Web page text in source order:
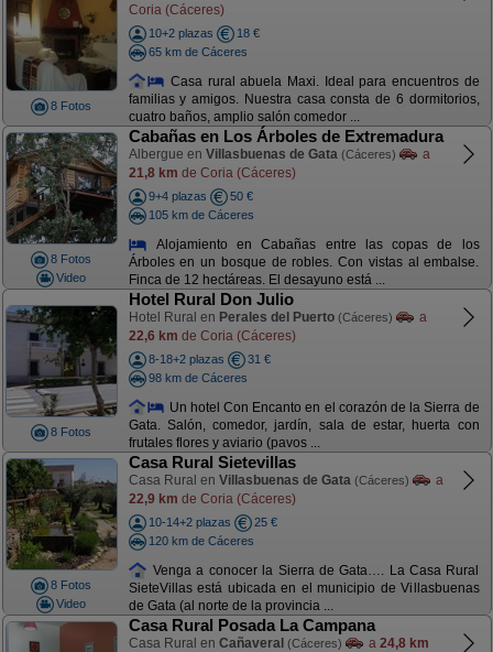
8 Fotos
Coria (Cáceres)
10+2 plazas
18 €
65 km de Cáceres
Casa rural abuela Maxi. Ideal para encuentros de
familias y amigos. Nuestra casa consta de 6 dormitorios,
cuatro baños, amplio salón comedor ...
8 Fotos
Video
Cabañas en Los Árboles de Extremadura
Albergue en Villasbuenas de Gata (Cáceres)
a
21,8 km de Coria (Cáceres)
9+4 plazas
50 €
105 km de Cáceres
Alojamiento en Cabañas entre las copas de los
Árboles en un bosque de robles. Con vistas al embalse.
Finca de 12 hectáreas. El desayuno está ...
8 Fotos
Hotel Rural Don Julio
Hotel Rural en Perales del Puerto (Cáceres)
a
22,6 km de Coria (Cáceres)
8-18+2 plazas
31 €
98 km de Cáceres
Un hotel Con Encanto en el corazón de la Sierra de
Gata. Salón, comedor, jardín, sala de estar, huerta con
frutales flores y aviario (pavos ...
8 Fotos
Video
Casa Rural Sietevillas
Casa Rural en Villasbuenas de Gata (Cáceres)
a
22,9 km de Coria (Cáceres)
10-14+2 plazas
25 €
120 km de Cáceres
Venga a conocer la Sierra de Gata…. La Casa Rural
SieteVillas está ubicada en el municipio de Villasbuenas
de Gata (al norte de la provincia ...
Casa Rural Posada La Campana
Casa Rural en Cañaveral (Cáceres) a 24,8 km